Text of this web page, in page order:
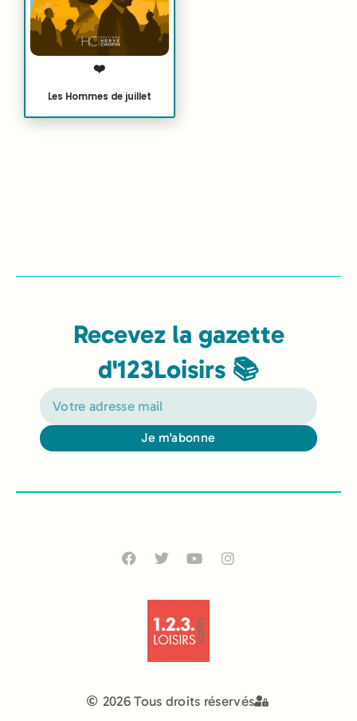
❤️
Les Hommes de juillet
Recevez la gazette
d'123Loisirs 📚
Je m'abonne
2026 Tous droits réservés